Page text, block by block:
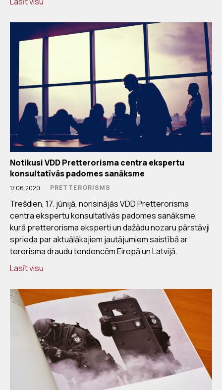
Notikusi VDD Pretterorisma centra ekspertu
konsultatīvās padomes sanāksme
17.06.2020 PRETTERORISMS
Trešdien, 17. jūnijā, norisinājās VDD Pretterorisma
centra ekspertu konsultatīvās padomes sanāksme,
kurā pretterorisma eksperti un dažādu nozaru pārstāvji
sprieda par aktuālākajiem jautājumiem saistībā ar
terorisma draudu tendencēm Eiropā un Latvijā.
Lasīt visu